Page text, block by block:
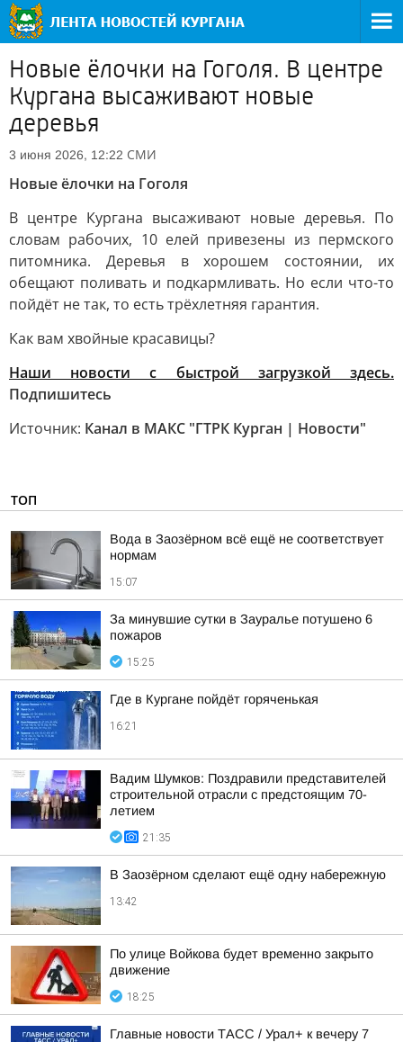
Новые ёлочки на Гоголя. В центре
Кургана высаживают новые
деревья
3 июня 2026, 12:22 СМИ
Новые ёлочки на Гоголя
В центре Кургана высаживают новые деревья. По
словам рабочих, 10 елей привезены из пермского
питомника. Деревья в хорошем состоянии, их
обещают поливать и подкармливать. Но если что-то
пойдёт не так, то есть трёхлетняя гарантия.
Как вам хвойные красавицы?
Наши новости с быстрой загрузкой здесь.
Подпишитесь
Источник: Канал в МАКС "ГТРК Курган | Новости"
ТОП
Вода в Заозёрном всё ещё не соответствует
нормам
15:07
За минувшие сутки в Зауралье потушено 6
пожаров
15:25
Где в Кургане пойдёт горяченькая
16:21
Вадим Шумков: Поздравили представителей
строительной отрасли с предстоящим 70-
летием
21:35
В Заозёрном сделают ещё одну набережную
13:42
По улице Войкова будет временно закрыто
движение
18:25
Главные новости ТАСС / Урал+ к вечеру 7